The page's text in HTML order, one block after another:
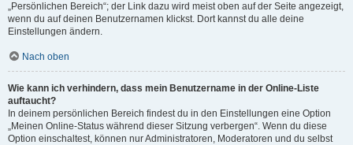
„Persönlichen Bereich“; der Link dazu wird meist oben auf der Seite angezeigt,
wenn du auf deinen Benutzernamen klickst. Dort kannst du alle deine
Einstellungen ändern.
Nach oben
Wie kann ich verhindern, dass mein Benutzername in der Online-Liste
auftaucht?
In deinem persönlichen Bereich findest du in den Einstellungen eine Option
„Meinen Online-Status während dieser Sitzung verbergen“. Wenn du diese
Option einschaltest, können nur Administratoren, Moderatoren und du selbst